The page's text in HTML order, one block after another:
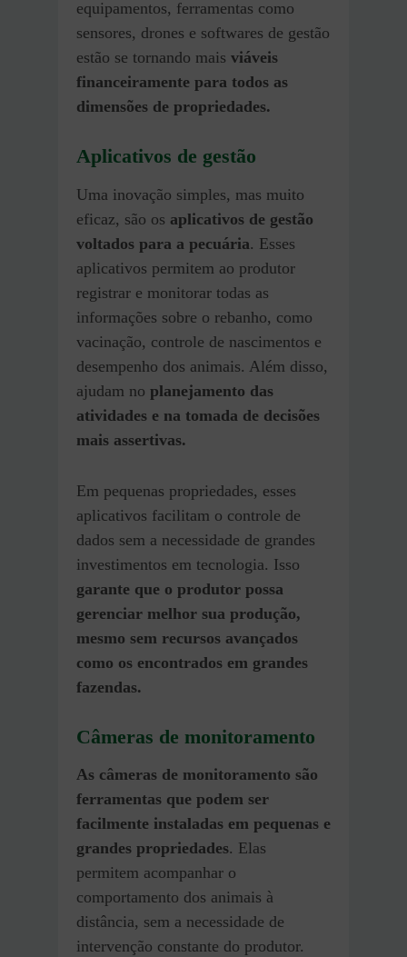
equipamentos, ferramentas como
sensores, drones e softwares de gestão
estão se tornando mais viáveis
financeiramente para todos as
dimensões de propriedades.
Aplicativos de gestão
Uma inovação simples, mas muito
eficaz, são os aplicativos de gestão
voltados para a pecuária. Esses
aplicativos permitem ao produtor
registrar e monitorar todas as
informações sobre o rebanho, como
vacinação, controle de nascimentos e
desempenho dos animais. Além disso,
ajudam no planejamento das
atividades e na tomada de decisões
mais assertivas.
Em pequenas propriedades, esses
aplicativos facilitam o controle de
dados sem a necessidade de grandes
investimentos em tecnologia. Isso
garante que o produtor possa
gerenciar melhor sua produção,
mesmo sem recursos avançados
como os encontrados em grandes
fazendas.
Câmeras de monitoramento
As câmeras de monitoramento são
ferramentas que podem ser
facilmente instaladas em pequenas e
grandes propriedades. Elas
permitem acompanhar o
comportamento dos animais à
distância, sem a necessidade de
intervenção constante do produtor.